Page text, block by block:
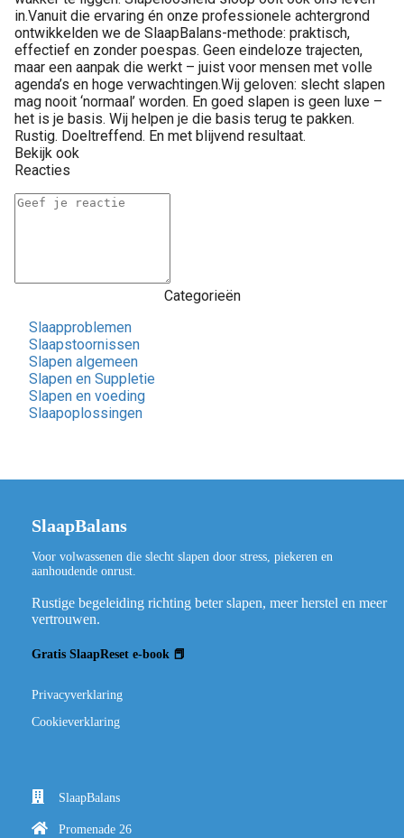
in.Vanuit die ervaring én onze professionele achtergrond
ontwikkelden we de SlaapBalans-methode: praktisch,
effectief en zonder poespas. Geen eindeloze trajecten,
maar een aanpak die werkt – juist voor mensen met volle
agenda’s en hoge verwachtingen.Wij geloven: slecht slapen
mag nooit ‘normaal’ worden. En goed slapen is geen luxe –
het is je basis. Wij helpen je die basis terug te pakken.
Rustig. Doeltreffend. En met blijvend resultaat.
Bekijk ook
Reacties
Categorieën
Slaapproblemen
Slaapstoornissen
Slapen algemeen
Slapen en Suppletie
Slapen en voeding
Slaapoplossingen
SlaapBalans
Voor volwassenen die slecht slapen door stress, piekeren en
aanhoudende onrust.
Rustige begeleiding richting beter slapen, meer herstel en meer
vertrouwen.
Gratis SlaapReset e-book 📕
Privacyverklaring
Cookieverklaring
SlaapBalans
Promenade 26